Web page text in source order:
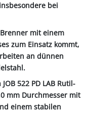
bei
mit einem
zum Einsatz kommt,
an dünnen
522 PD LAB Rutil-
mm Durchmesser mit
einem stabilen